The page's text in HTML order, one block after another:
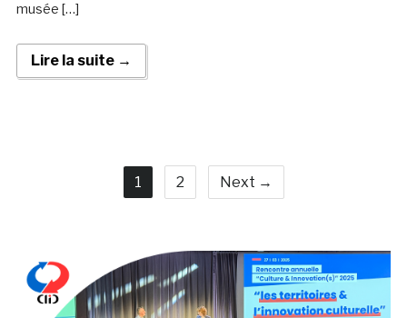
musée […]
Lire la suite →
1 2 Next →